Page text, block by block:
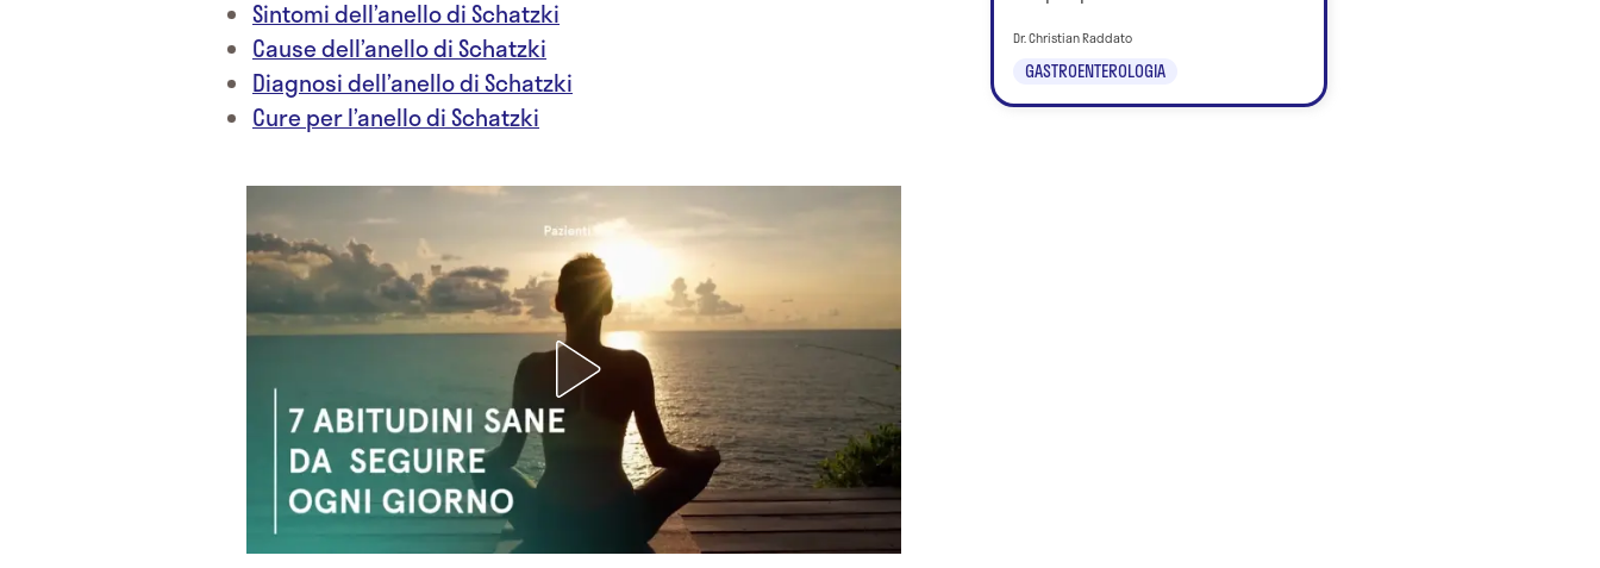
Sintomi dell’anello di Schatzki
Cause dell’anello di Schatzki
Diagnosi dell’anello di Schatzki
Cure per l’anello di Schatzki
GASTROENTEROLOGIA
Dr. Christian Raddato